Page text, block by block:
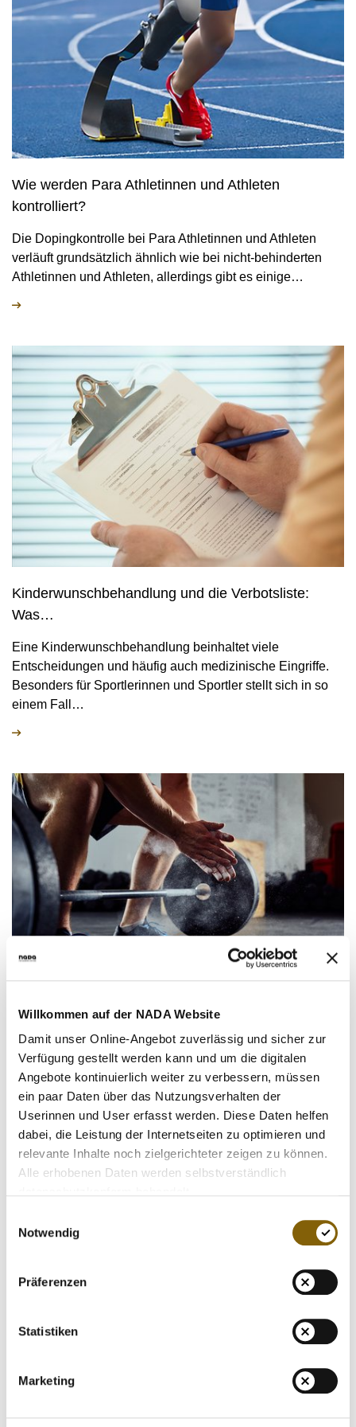
Willkommen auf der NADA Website
Damit unser Online-Angebot zuverlässig und sicher zur
Verfügung gestellt werden kann und um die digitalen
Angebote kontinuierlich weiter zu verbessern, müssen
ein paar Daten über das Nutzungsverhalten der
Userinnen und User erfasst werden. Diese Daten helfen
dabei, die Leistung der Internetseiten zu optimieren und
relevante Inhalte noch zielgerichteter zeigen zu können.
Alle erhobenen Daten werden selbstverständlich
Notwendig
Präferenzen
Statistiken
Marketing
Wie werden Para Athletinnen und Athleten
kontrolliert?
Die Dopingkontrolle bei Para Athletinnen und Athleten
verläuft grundsätzlich ähnlich wie bei nicht-behinderten
Athletinnen und Athleten, allerdings gibt es einige…
Kinderwunschbehandlung und die Verbotsliste:
Was…
Eine Kinderwunschbehandlung beinhaltet viele
Entscheidungen und häufig auch medizinische Eingriffe.
Besonders für Sportlerinnen und Sportler stellt sich in so
einem Fall…
Fallstricke bei der Verwendung von
Nahrungsergänzungsmitteln…
Proteinpulver, Vitamintabletten, Sportriegel oder
Kreatintabletten – auf dem Markt gibt es eine riesige
Auswahl an Nahrungsergänzungsmitteln (NEM). Fast jede
oder jeder…